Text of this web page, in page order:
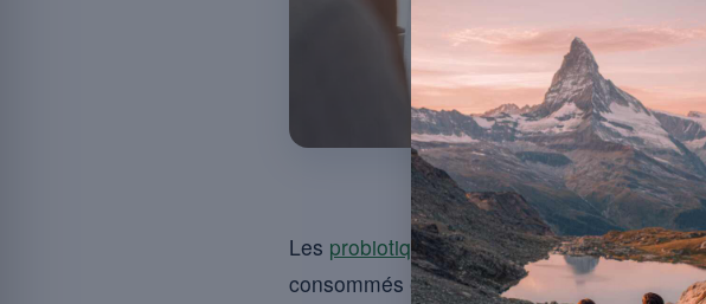
Les probiotiques contribuent
Les probiotiquessont des micro-
consommés enquantitésadéquates. Ils